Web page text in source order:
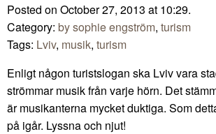
Posted on October 27, 2013 at 10:29.
Category: by sophie engström, turism
Tags: Lviv, musik, turism
Enligt någon turistslogan ska Lviv vara
strömmar musik från varje hörn. Det
är musikanterna mycket duktiga. Som
på igår. Lyssna och njut!